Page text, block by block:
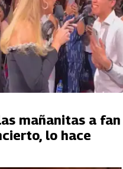
mañanitas a fan
lo hace